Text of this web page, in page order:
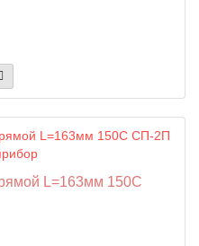
L=163мм 150C